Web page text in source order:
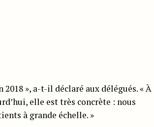
», a-t-il déclaré aux délégués. « À
elle est très concrète : nous
à grande échelle. »